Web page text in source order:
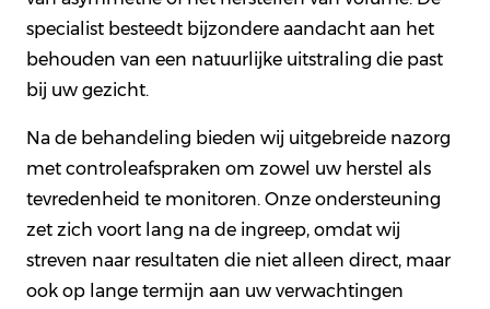
specialist besteedt bijzondere aandacht aan het
behouden van een natuurlijke uitstraling die past
bij uw gezicht.
Na de behandeling bieden wij uitgebreide nazorg
met controleafspraken om zowel uw herstel als
tevredenheid te monitoren. Onze ondersteuning
zet zich voort lang na de ingreep, omdat wij
streven naar resultaten die niet alleen direct, maar
ook op lange termijn aan uw verwachtingen